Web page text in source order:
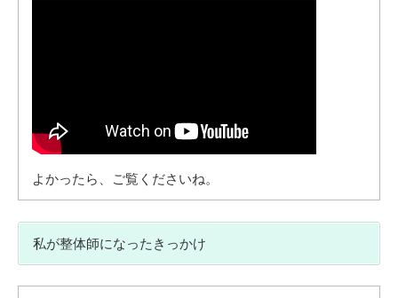
よかったら、ご覧くださいね。
私が整体師になったきっかけ